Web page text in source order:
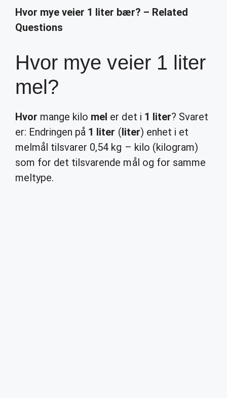
Hvor mye veier 1 liter bær? – Related
Questions
Hvor mye veier 1 liter
mel?
Hvor mange kilo mel er det i 1 liter? Svaret
er: Endringen på 1 liter (liter) enhet i et
melmål tilsvarer 0,54 kg – kilo (kilogram)
som for det tilsvarende mål og for samme
meltype.